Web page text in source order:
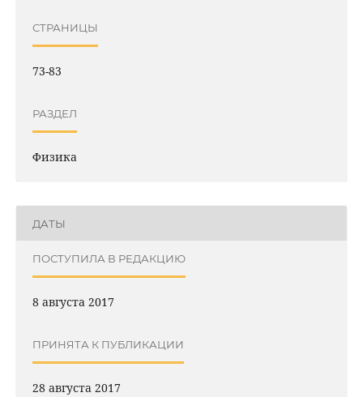
СТРАНИЦЫ
73-83
РАЗДЕЛ
Физика
ДАТЫ
ПОСТУПИЛА В РЕДАКЦИЮ
8 августа 2017
ПРИНЯТА К ПУБЛИКАЦИИ
28 августа 2017